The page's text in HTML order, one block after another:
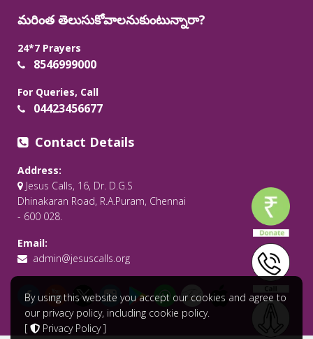
మరింత తెలుసుకోవాలనుకుంటున్నారా?
24*7 Prayers
8546999000
For Queries, Call
04423456677
Contact Details
Address:
Jesus Calls, 16, Dr. D.G.S
Dhinakaran Road, R.A.Puram, Chennai
- 600 028.
Email:
admin@jesuscalls.org
By using this website you accept our cookies and agree to
our privacy policy, including cookie policy.
[
Privacy Policy]